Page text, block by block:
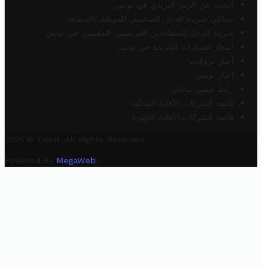
البحث عن الرمز البريدي في تونس
محاكي ضريبة الدخل الشخصي للموظف/المتقاعد
ضريبة الدخل للمتقاعدين الفرنسيين المقيمين في تونس
أسعار السيارات الجديدة في تونس
أخبار تروفيت
أخبار تونس
رابط خلفي مجاني
قائمة الشركات الأهلية المحلية
قائمة الشركات الأهلية الجهوية
2025 © Trovit. All Rights Reserved.
Powered By MegaWeb